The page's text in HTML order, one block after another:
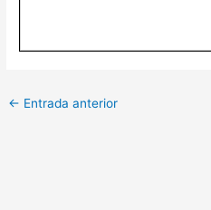
← Entrada anterior